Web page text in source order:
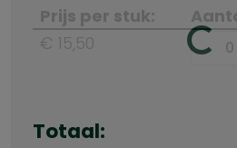
Prijs per stuk:
€ 15,50
Totaal: